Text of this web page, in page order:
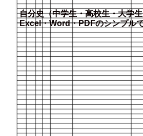
自分史（中学生・高校生・大学
Excel・Word・PDFのシンプル
や編集が出来るテンプレートで
ード後にA4サイズの用紙に印刷